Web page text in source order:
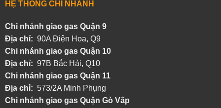
HỆ THỐNG CHI NHÁNH
Chi nhánh giao gas Quận 9
Địa chỉ: 90A Điện Hoa, Q9
Chi nhánh giao gas Quận 10
Địa chỉ: 97B Bắc Hải, Q10
Chi nhánh giao gas Quận 11
Địa chỉ: 573/2A Minh Phụng
Chi nhánh giao gas Quận Gò Vấp